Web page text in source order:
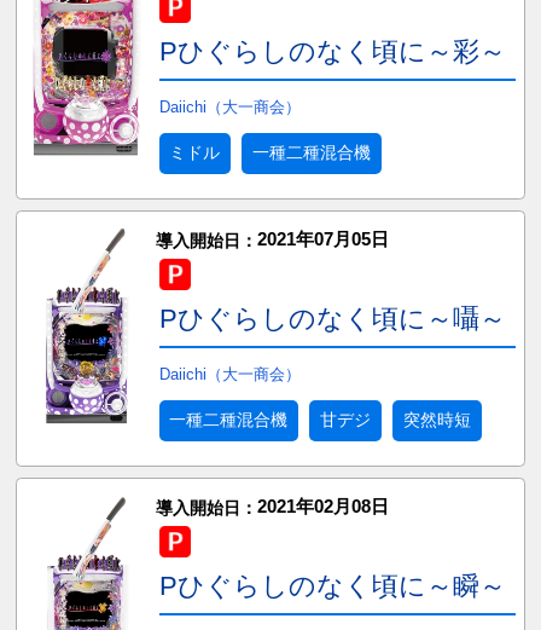
Pひぐらしのなく頃に～彩～
Daiichi（大一商会）
ミドル 一種二種混合機
導入開始日： 2021年07月05日
Pひぐらしのなく頃に～囁～
Daiichi（大一商会）
一種二種混合機 甘デジ 突然時短
導入開始日： 2021年02月08日
Pひぐらしのなく頃に～瞬～